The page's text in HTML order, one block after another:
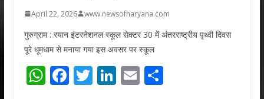
April 22, 2026 www.newsofharyana.com
गुरुग्राम : रयान इंटरनेशनल स्कूल सेक्टर 30 में अंतरराष्ट्रीय पृथ्वी दिवस
पूरे धूमधाम से मनाया गया इस अवसर पर स्कूल
W F T Li E S